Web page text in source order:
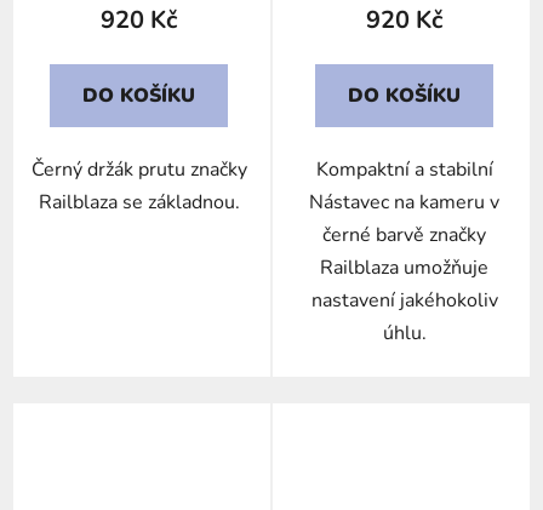
920 Kč
DO KOŠÍKU
Černý držák prutu značky
Railblaza se základnou.
920 Kč
DO KOŠÍKU
Kompaktní a stabilní
Nástavec na kameru v
černé barvě značky
Railblaza umožňuje
nastavení jakéhokoliv
úhlu.